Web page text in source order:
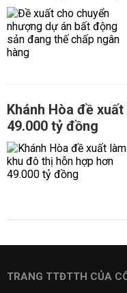
Khánh Hòa đề
49.000 tỷ đồng
TRANG TTĐTTH CỦA